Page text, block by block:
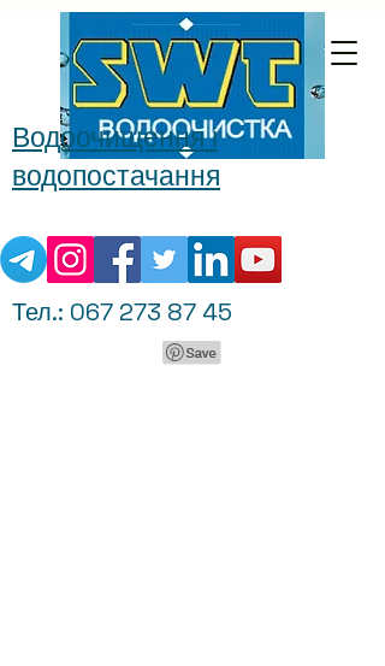
Водоочищення і
водопостачання
Тел.: 067 273 87 45